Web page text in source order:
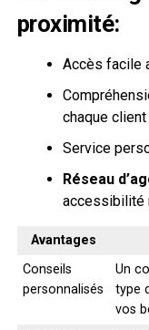
proximité:
Accès facile
chaque client
Service
Réseau
accessibilité
Avantages
Conseils
personnalisés
Un
type
vos